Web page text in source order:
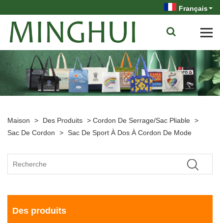
Français
Maison > Des Produits > Cordon De Serrage/sac Pliable >
Sac De Cordon
> Sac De Sport À Dos À Cordon De Mode
Des produits